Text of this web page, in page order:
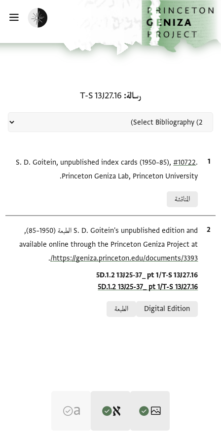
إلى المحتوى الرئيسي
الرئيسية
تفعيل الوضع المظلم
رسالة T-S 13J27.16
الاقتباس المرجعيS. D. Goitein, unpublished index cards (1950–85),#10722
Princeton Geniza Lab, Princeton University.
المناقشة
الاقتباس المرجعي
S. D. Goitein's unpublished edition and الطبعة (1950–85),
available online through the Princeton Geniza Project at
https://geniza.princeton.edu/documents/3393/
.
Location in source
5D.1.2 13J25-37_ pt 1/T-S 13J27.16
5D.1.2 13J25-37_ pt 1/T-S 13J27.16
Digital Edition
الطبعة